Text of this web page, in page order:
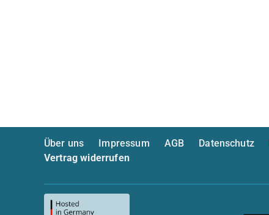
Über uns Impressum AGB Datenschutz
Vertrag widerrufen